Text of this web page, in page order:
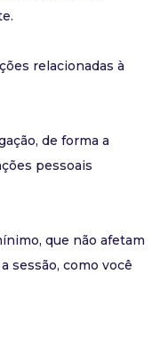
relacionadas à
de forma a
pessoais
que não afetam
sessão, como você